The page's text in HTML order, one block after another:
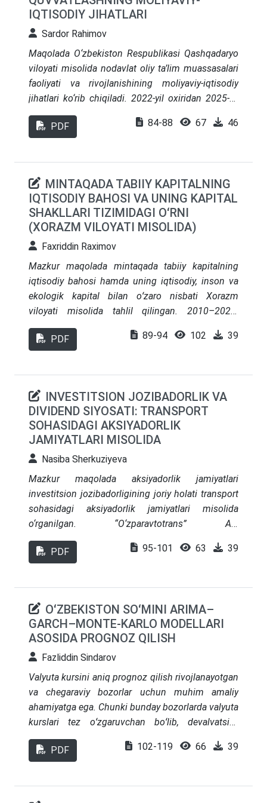
oshirish bo‘yicha tavsiyalar ishlab chiqilgan.
IQTISODIY JIHATLARI
Sardor Rahimov
Maqolada O‘zbekiston Respublikasi Qashqadaryo
viloyati misolida nodavlat oliy ta’lim muassasalari
faoliyati va rivojlanishining moliyaviy-iqtisodiy
jihatlari ko‘rib chiqiladi. 2022-yil oxiridan 2025-yil
oxirigacha bo‘lgan davrdagi dinamik choraklik
ma’lumotlar asosida o‘quvchilar soni va o‘z
modeli qurildi, institutsional tarkibiy o‘zgarishlar
belgilandi, xususiy oliy ta’lim sektorining uzoq
muddatli moliyaviy barqarorligini ta’minlash uchun
davlat tomonidan kompleks mintaqaviy qo‘llab-
quvvatlash mexanizmlarini shakllantirish zarurati
asoslandi.
PDF 84-88 67 46
MINTAQADA TABIIY KAPITALNING
IQTISODIY BAHOSI VA UNING KAPITAL
SHAKLLARI TIZIMIDAGI OʻRNI
(XORAZM VILOYATI MISOLIDA)
Faxriddin Raximov
Mazkur maqolada mintaqada tabiiy kapitalning
iqtisodiy bahosi hamda uning iqtisodiy, inson va
ekologik kapital bilan oʻzaro nisbati Xorazm
viloyati misolida tahlil qilingan. 2010–2024-
yillarda tabiiy kapitalning pulda ifodalangan
dinamikasi oʻrganilib, statistik tahlil asosida
ekologik kapital oʻsish surʼati boshqa kapital
shakllaridan ortda qolayotganini koʻrsatadi. Bu
iqtisodiy oʻsishni ekologik barqarorlik bilan
muvozanatlashtirish zaruratini dolzarblashtiradi.
PDF 89-94 102 39
INVESTITSION JOZIBADORLIK VA
DIVIDEND SIYOSATI: TRANSPORT
SOHASIDAGI AKSIYADORLIK
JAMIYATLARI MISOLIDA
Nasiba Sherkuziyeva
Mazkur maqolada aksiyadorlik jamiyatlari
investitsion jozibadorligining joriy holati transport
sohasidagi aksiyadorlik jamiyatlari misolida
o‘rganilgan. “O‘zparavtotrans” AJ,
“Boshtransloyiha” AJ kabi transport sohasidagi
aksiyadorlik jamiyatlari
da aksiyalar bozor qiymati
PDF 95-101 63 39
OʻZBEKISTON SOʻMINI ARIMA–
GARCH–MONTE-KARLO MODELLARI
ASOSIDA PROGNOZ QILISH
Fazliddin Sindarov
Valyuta kursini aniq prognoz qilish rivojlanayotgan
va chegaraviy bozorlar uchun muhim amaliy
ahamiyatga ega. Chunki bunday bozorlarda valyuta
kurslari tez oʻzgaruvchan boʻlib, devalvatsiya
bosimlari, tashqi iqtisodiy shoklar, inflyatsiya
tafovutlari va moliya bozoridagi noaniqliklar
PDF 102-119 66 39